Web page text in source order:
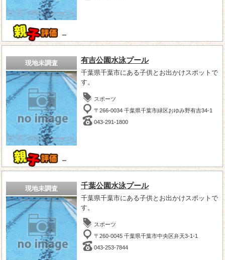
－
現地未調査
－
有吉公園水泳プール
千葉県千葉市にある子供とお出かけスポットで
す。
スポーツ
〒266-0034 千葉県千葉市緑区おゆみ野有吉34-1
043-291-1800
現地未調査 千葉公園水泳プール
千葉県千葉市にある子供とお出かけスポットで
す。
スポーツ
〒260-0045 千葉県千葉市中央区弁天3-1-1
043-253-7844